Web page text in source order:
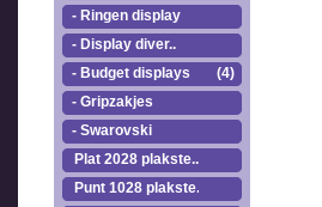
- Ringen display
- Display diver..
- Budget displays
(4)
- Gripzakjes
- Swarovski
Plat 2028 plakste..
Punt 1028 plakste..